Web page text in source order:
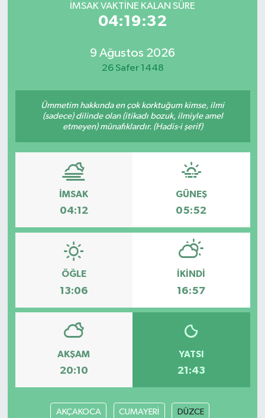
İMSAK VAKTINE KALAN SÜRE
04:19:32
9 Ağustos 2026
26 Safer 1448
Ümmetim hakkında en çok korktuğum kimse, ilmi
(sadece) dilinde olan (itikadı bozuk, ilmiyle amel
etmeyen) münafıklardır. (Hadis-i şerif)
İMSAK
04:12
GÜNEŞ
05:52
ÖĞLE
13:06
İKINDI
16:57
AKŞAM
20:10
YATSI
21:43
AKÇAKOCA CUMAYERİ DÜZCE
POLİTİKA